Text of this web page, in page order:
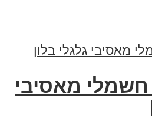
חשמלי מאסיבי